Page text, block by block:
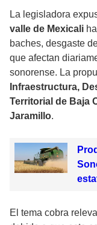
La legisladora
valle de Mexicali
baches, desgaste
que afectan
sonorense. La
Infraestructura,
Territorial de Baja
Jaramillo.
El tema cobra